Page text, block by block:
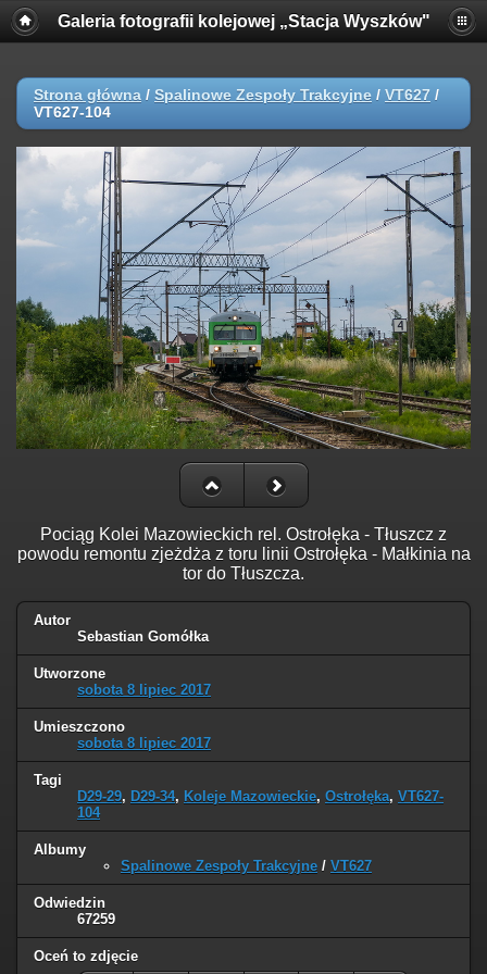
Galeria fotografii kolejowej „Stacja Wyszków"
Strona główna / Spalinowe Zespoły Trakcyjne / VT627 /
VT627-104
Pociąg Kolei Mazowieckich rel. Ostrołęka - Tłuszcz z
powodu remontu zjeżdża z toru linii Ostrołęka - Małkinia na
tor do Tłuszcza.
Autor
Sebastian Gomółka
Utworzone
sobota 8 lipiec 2017
Umieszczono
sobota 8 lipiec 2017
Tagi
D29-29, D29-34, Koleje Mazowieckie, Ostrołęka, VT627-
104
Albumy
Spalinowe Zespoły Trakcyjne / VT627
Odwiedzin
67259
Oceń to zdjęcie